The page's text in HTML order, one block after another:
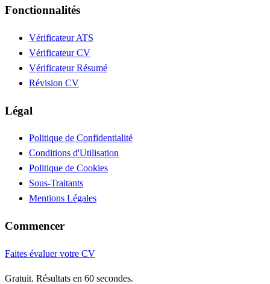
Fonctionnalités
Vérificateur ATS
Vérificateur CV
Vérificateur Résumé
Révision CV
Légal
Politique de Confidentialité
Conditions d'Utilisation
Politique de Cookies
Sous-Traitants
Mentions Légales
Commencer
Faites évaluer votre CV
Gratuit. Résultats en 60 secondes.